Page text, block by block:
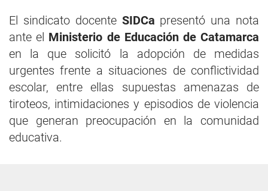
El sindicato docente SIDCa presentó una nota
ante el Ministerio de Educación de Catamarca
en la que solicitó la adopción de medidas
urgentes frente a situaciones de conflictividad
escolar, entre ellas supuestas amenazas de
tiroteos, intimidaciones y episodios de violencia
que generan preocupación en la comunidad
educativa.